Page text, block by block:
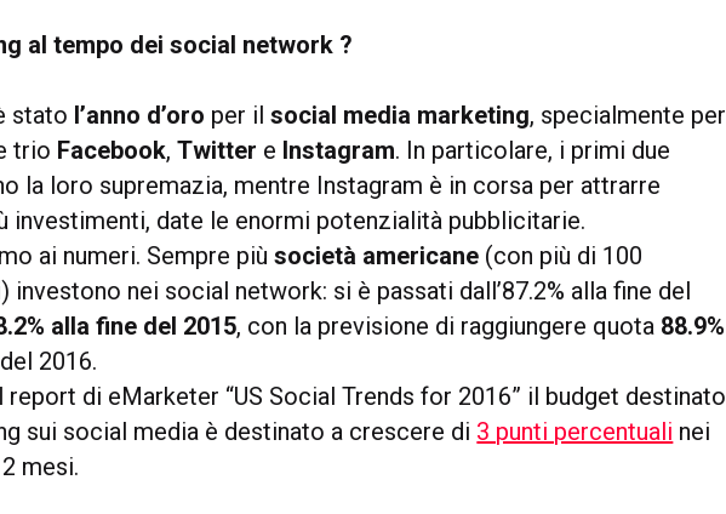
al tempo dei social network ?
stato l’anno d’oro per ilsocial media marketing, specialmente per
trio Facebook,Twitter e Instagram. In particolare, i primi due
la loro supremazia, mentre Instagram è in corsa per attrarre
investimenti, date le enormi potenzialità pubblicitarie.
ai numeri. Sempre piùsocietà americane (con più di 100
investono nei social network: si è passati dall’87.2% alla fine del
alla fine del 2015, con la previsione di raggiungere quota 88.9%
2016.
report di eMarketer “US Social Trends for 2016” il budget destinato
sui social media è destinato a crescere di 3 punti percentuali nei
mesi.